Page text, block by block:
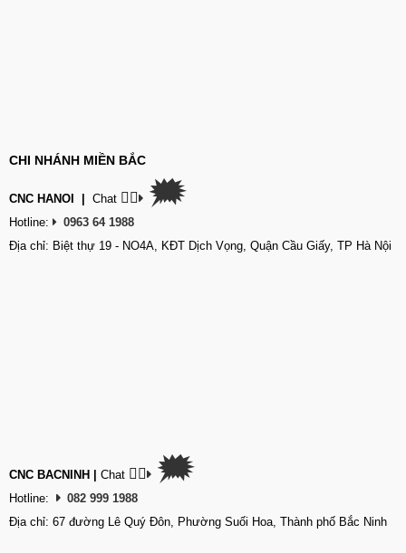
CHI NHÁNH MIỀN BẮC
CNC HANOI Chat 👉🏽 🗯
Hotline:
0963 64 1988
Địa chỉ: Biệt thự 19 - NO4A, KĐT Dịch Vọng, Quận Cầu Giấy, TP Hà Nội
CNC BACNINH Chat 👉🏽 🗯
Hotline:
082 999 1988
Địa chỉ: 67 đường Lê Quý Đôn, Phường Suối Hoa, Thành phố Bắc Ninh